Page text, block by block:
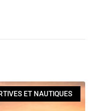
ET NAUTIQUES